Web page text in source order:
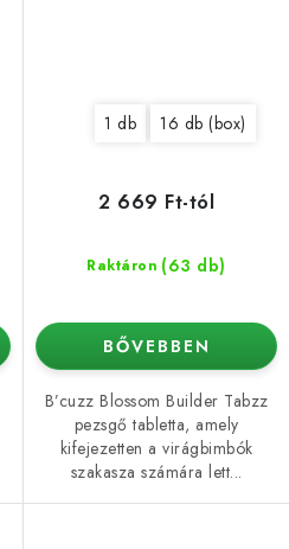
1 db 16 db (box)
Raktáron (63 db)
2 669 Ft-tól
BŐVEBBEN
B’cuzz Blossom Builder Tabzz
pezsgő tabletta, amely
kifejezetten a virágbimbók
szakasza számára lett...